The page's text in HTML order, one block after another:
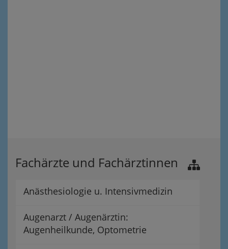
Fachärzte und Fachärztinnen
Anästhesiologie u. Intensivmedizin
Augenarzt / Augenärztin:
Augenheilkunde, Optometrie